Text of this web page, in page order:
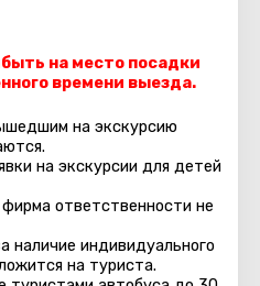
на место посадки
времени выезда.
на экскурсию
на экскурсии для детей
ответственности не
наличие индивидуального
на туриста.